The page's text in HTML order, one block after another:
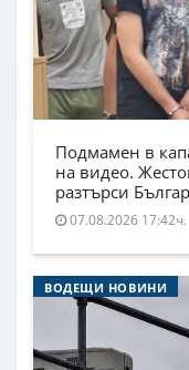
Подмамен в
на видео.
разтърси
07.08.2026 17:42ч.
ВОДЕЩИ НОВИНИ